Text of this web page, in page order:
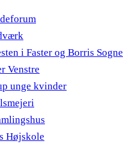
i Faster og Borris Sogne
Venstre
unge kvinder
Højskole